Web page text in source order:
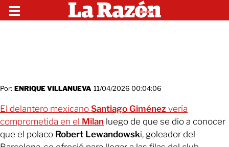
Por: ENRIQUE VILLANUEVA 11/04/2026 00:04:06
El delantero mexicano Santiago Giménez vería
comprometida en el Milan luego de que se dio a conocer
que el polaco Robert Lewandowski, goleador del